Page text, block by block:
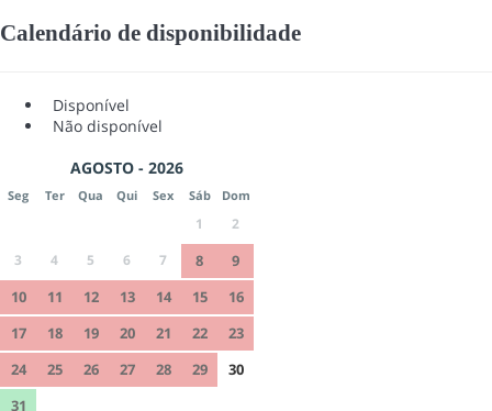
Calendário de disponibilidade
Disponível
Não disponível
AGOSTO - 2026
Seg Ter Qua Qui Sex Sáb Dom
1
2
3
4 5 6 7 8
9
10
11 12 13 14 15
16
17
18 19 20 21 22
23
24
25 26 27 28 29
30
31